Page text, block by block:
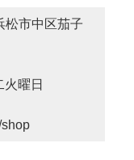
市中区茄子
曜日